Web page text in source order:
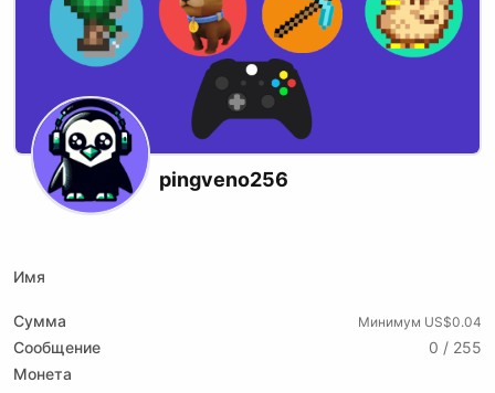
pingveno256
Имя
Сумма Минимум US$0.04
Сообщение
0 / 255
Монета